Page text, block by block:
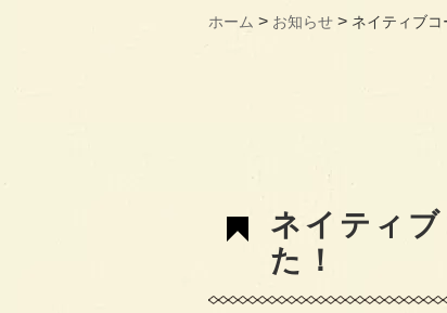
ホーム > お知らせ > ネイティブコ
ネイティ
た！